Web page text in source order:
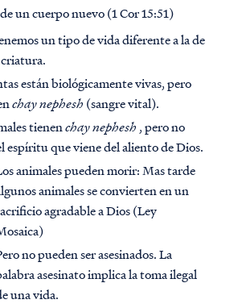
un cuerpo nuevo (1 Cor 15:51)
un tipo de vida diferente a la de
están biológicamente vivas, pero
chay nephesh (sangre vital).
tienenchay nephesh , pero no
espíritu que viene del aliento de Dios.
animales pueden morir: Mas tarde
animales se convierten en un
agradable a Dios (Ley
no pueden ser asesinados. La
asesinato implica la toma ilegal
una vida.